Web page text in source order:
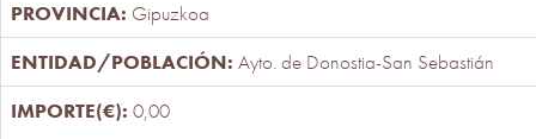
Gipuzkoa
Ayto. de Donostia-San Sebastián
0,00